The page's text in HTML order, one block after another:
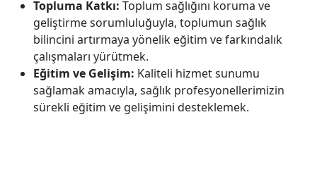
Topluma Katkı: Toplum sağlığını koruma ve
geliştirme sorumluluğuyla, toplumun sağlık
bilincini artırmaya yönelik eğitim ve farkındalık
çalışmaları yürütmek.
Eğitim ve Gelişim: Kaliteli hizmet sunumu
sağlamak amacıyla, sağlık profesyonellerimizin
sürekli eğitim ve gelişimini desteklemek.